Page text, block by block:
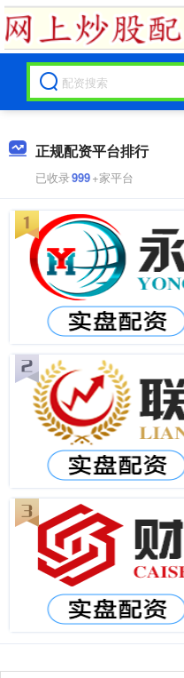
正规配资平台排行
已收录999+家平台